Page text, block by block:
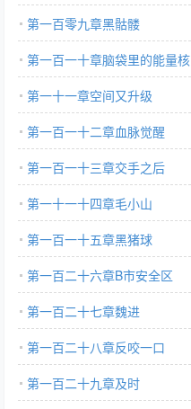
第一百零九章黑骷髅
第一百一十章脑袋里的能量核
第一十一章空间又升级
第一百一十二章血脉觉醒
第一百一十三章交手之后
第一十一十四章毛小山
第一百一十五章黑猪球
第一百二十六章B市安全区
第一百二十七章魏进
第一百二十八章反咬一口
第一百二十九章及时